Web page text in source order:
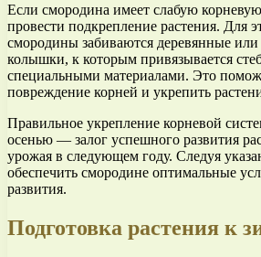
Если смородина имеет слабую
провести подкрепление растения. Для
смородины забиваются деревянные или
колышки, к которым привязывается
специальными материалами. Это
повреждение корней и укрепить
Правильное укрепление корневой
осенью — залог успешного развития
урожая в следующем году. Следуя
обеспечить смородине оптимальные
развития.
Подготовка растения к